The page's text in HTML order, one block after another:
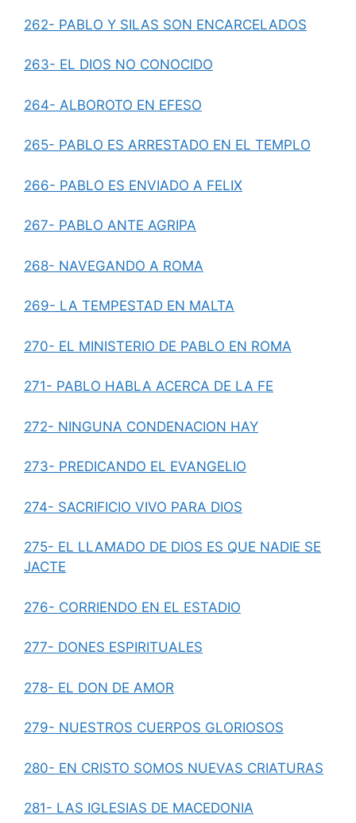
262- PABLO Y SILAS SON ENCARCELADOS
263- EL DIOS NO CONOCIDO
264- ALBOROTO EN EFESO
265- PABLO ES ARRESTADO EN EL TEMPLO
266- PABLO ES ENVIADO A FELIX
267- PABLO ANTE AGRIPA
268- NAVEGANDO A ROMA
269- LA TEMPESTAD EN MALTA
270- EL MINISTERIO DE PABLO EN ROMA
271- PABLO HABLA ACERCA DE LA FE
272- NINGUNA CONDENACION HAY
273- PREDICANDO EL EVANGELIO
274- SACRIFICIO VIVO PARA DIOS
275- EL LLAMADO DE DIOS ES QUE NADIE SE
JACTE
276- CORRIENDO EN EL ESTADIO
277- DONES ESPIRITUALES
278- EL DON DE AMOR
279- NUESTROS CUERPOS GLORIOSOS
280- EN CRISTO SOMOS NUEVAS CRIATURAS
281- LAS IGLESIAS DE MACEDONIA